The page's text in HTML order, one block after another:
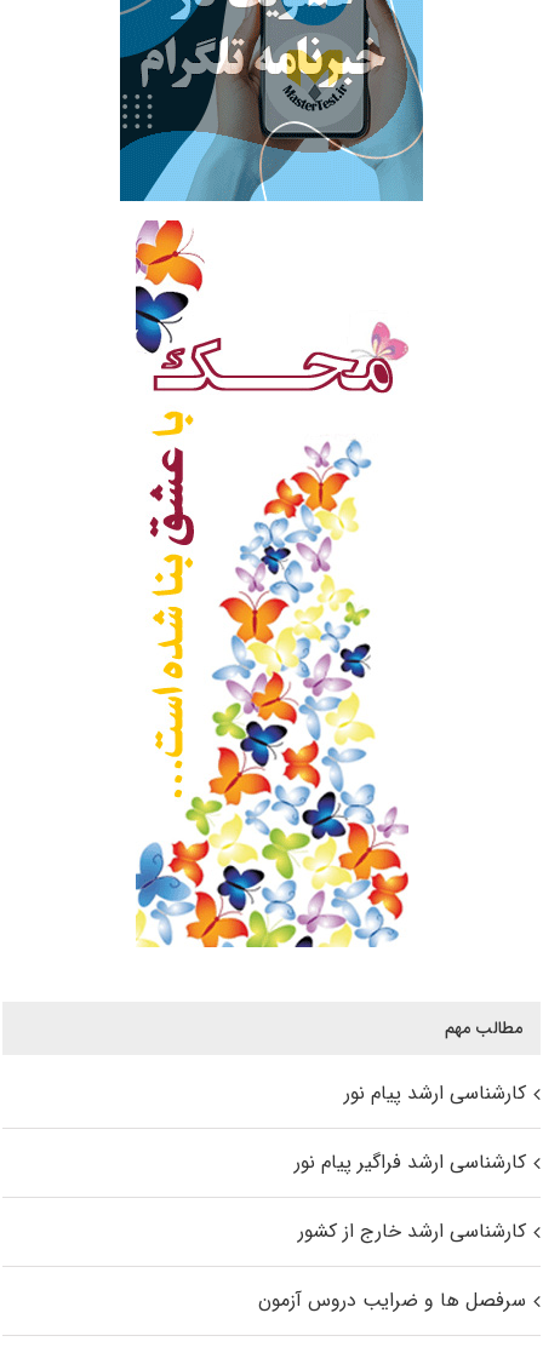
مطالب مهم
کارشناسی ارشد پیام نور
کارشناسی ارشد فراگیر پیام نور
کارشناسی ارشد خارج از کشور
سرفصل ها و ضرایب دروس آزمون